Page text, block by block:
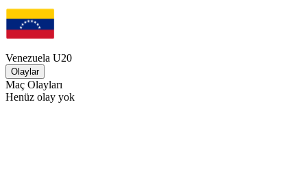
Venezuela U20
Olaylar
Maç Olayları
Henüz olay yok